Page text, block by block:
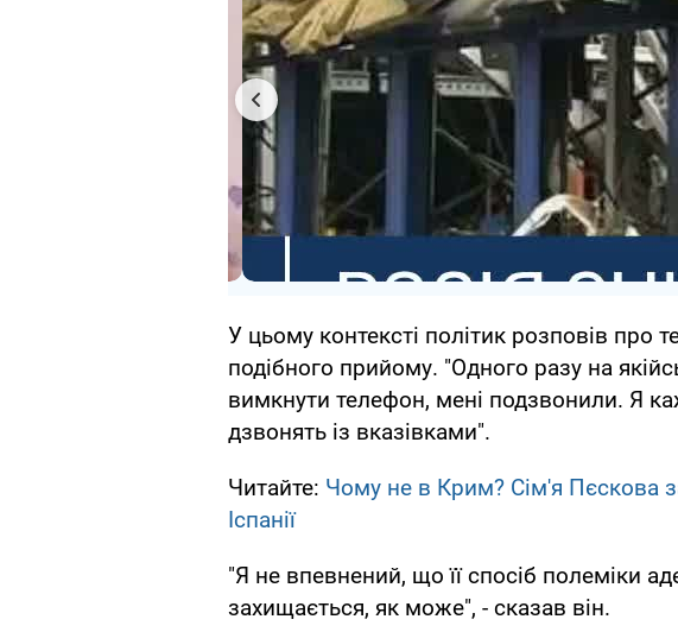
У цьому контексті політик розповів про
подібного прийому. "Одного разу на
вимкнути телефон, мені подзвонили. Я
дзвонять із вказівками".
Читайте: Чому не в Крим? Сім'я Пєскова
Іспанії
"Я не впевнений, що її спосіб полеміки
захищається, як може", - сказав він.